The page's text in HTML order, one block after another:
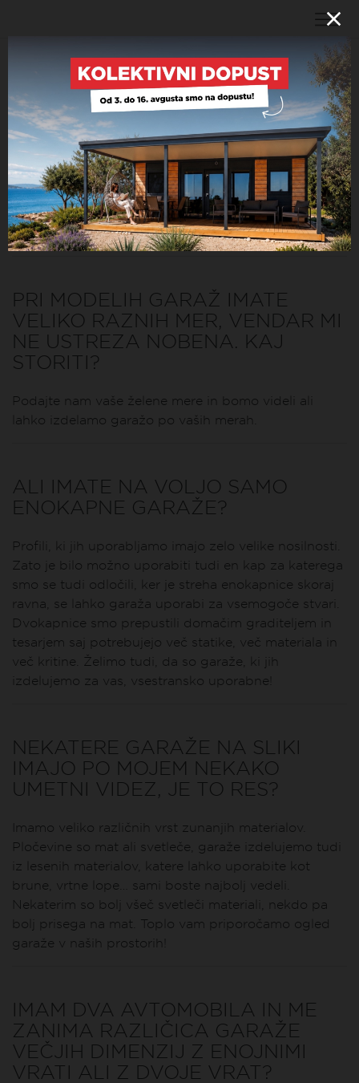
POGOSTA VPRAŠANJA
KAKO JE S PREVOZOM PRI
NAJEMU GARAŽE?
Lahko si sami naročite tovornjak z dvigalko v lastni
režiji ali pa vam garažo pripeljemo mi.
PRI MODELIH GARAŽ IMATE
VELIKO RAZNIH MER, VENDAR MI
NE USTREZA NOBENA. KAJ
STORITI?
Podajte nam vaše želene mere in bomo videli ali
lahko izdelamo garažo po vaših merah.
ALI IMATE NA VOLJO SAMO
ENOKAPNE GARAŽE?
Profili, ki jih uporabljamo imajo zelo velike nosilnosti.
Zato je bilo možno uporabiti tudi en kap za katerega
smo se tudi odločili, ker je streha enokapnice skoraj
ravna, se lahko garaža uporabi za vsemogoče stvari.
Dvokapnice smo prepustili domačim graditeljem in
tesarjem saj potrebujejo več statike, več materiala in
več kritine. Želimo tudi, da so garaže, ki jih
izdelujemo za vas, vsestransko uporabne!
NEKATERE GARAŽE NA SLIKI
IMAJO PO MOJEM NEKAKO
UMETNI VIDEZ, JE TO RES?
Imamo veliko različnih vrst zunanjih materialov.
Pločevine so mat ali svetleče, garaže izdelujemo tudi
iz lesenih materialov, katere lahko uporabite kot
brune, vrtne lope… sami boste najbolj vedeli.
Nekaterim so bolj všeč svetleči materiali, nekdo pa
bolj prisega na mat. Toplo vam priporočamo ogled
garaže v naših prostorih!
IMAM DVA AVTOMOBILA IN ME
ZANIMA RAZLIČICA GARAŽE
VEČJIH DIMENZIJ Z ENOJNIMI
VRATI ALI Z DVOJE VRAT?